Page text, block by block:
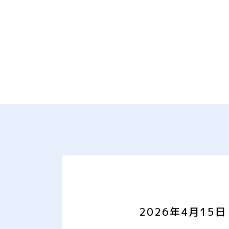
2026年4月15日